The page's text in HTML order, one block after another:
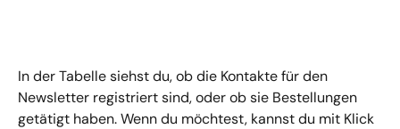
In der Tabelle siehst du, ob die Kontakte für den
Newsletter registriert sind, oder ob sie Bestellungen
getätigt haben. Wenn du möchtest, kannst du mit Klick